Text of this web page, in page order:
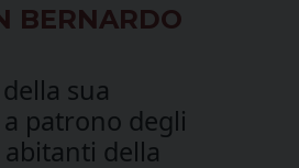
BERNARDO
sua
patrono degli
della